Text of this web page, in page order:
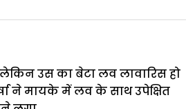
उस का बेटा लव लावारिस हो
ने मायके में लव के साथ उपेक्षित